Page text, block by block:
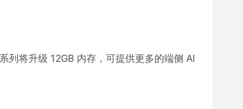
列将升级 12GB 内存，可提供更多的端侧 AI